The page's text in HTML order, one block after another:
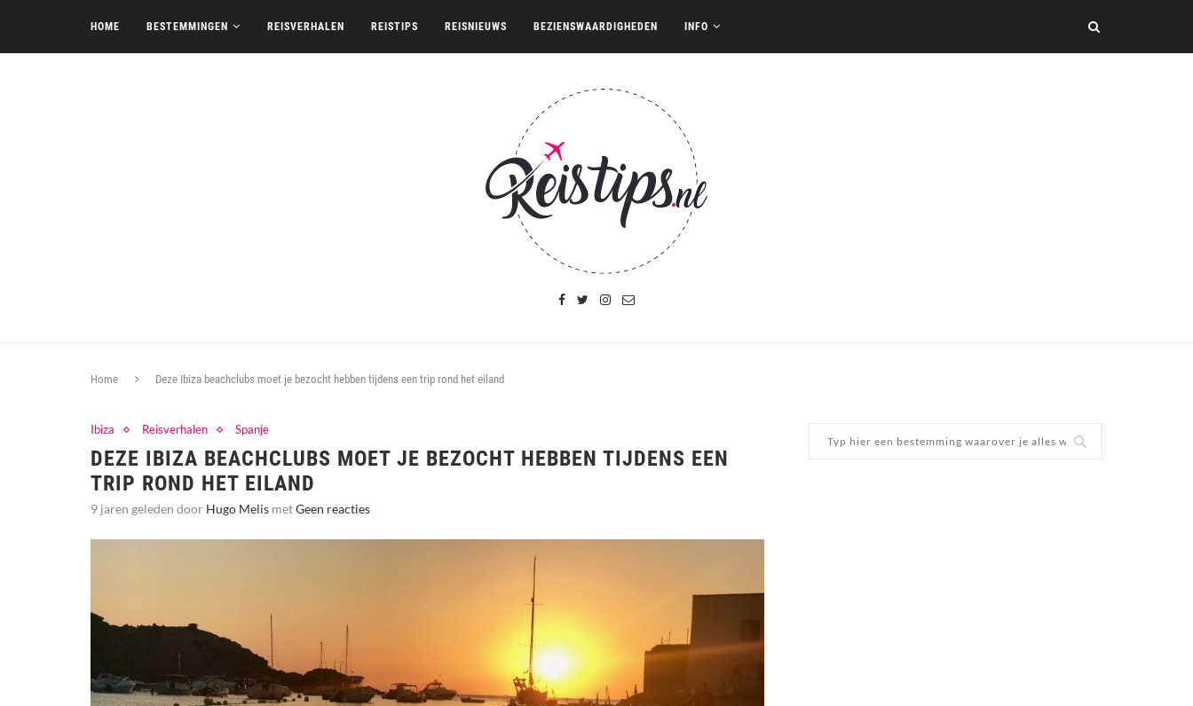
HOME BESTEMMINGEN REISVERHALEN REISTIPS REISNIEUWS BEZIENSWAARDIGHEDEN INFO
Home Deze Ibiza beachclubs moet je bezocht hebben tijdens een trip rond het eiland
Ibiza Reisverhalen Spanje
DEZE IBIZA BEACHCLUBS MOET JE BEZOCHT HEBBEN TIJDENS EEN
TRIP ROND HET EILAND
9 jaren geleden door Hugo Melis metGeen reacties